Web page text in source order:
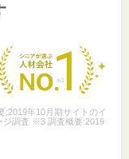
年10月期サイトのイ
ジ調査 ※3 調査概要:2019